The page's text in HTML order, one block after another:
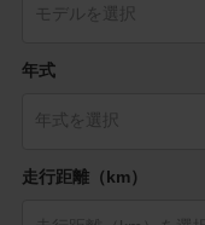
年式
走行距離（km）